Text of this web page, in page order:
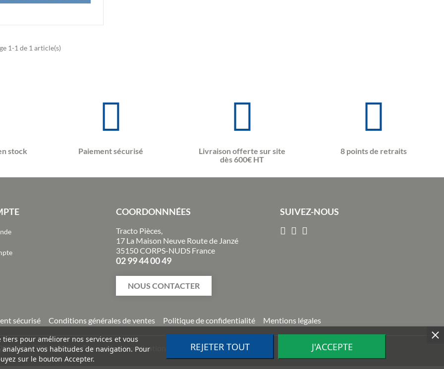
1-1 de 1 article(s)
stock Paiement sécurisé
Livraison offerte sur site
dès 600€ HT
8 points de retraits
COORDONNNÉES
Tracto Pièces,
17 La Maison Neuve Route de Janzé
35150 CORPS-NUDS France
02 99 44 00 49
NOUS CONTACTER
SUIVEZ-NOUS
sécurisé Conditions générales de ventes Politique de confidentialité Mentions légales
TRACTO PIÈCES - Conception & réalisation : Agence Impulsion
pour améliorer nos services et vous
vos habitudes de navigation. Pour
sur le bouton Accepter.
REJETER TOUT J'ACCEPTE